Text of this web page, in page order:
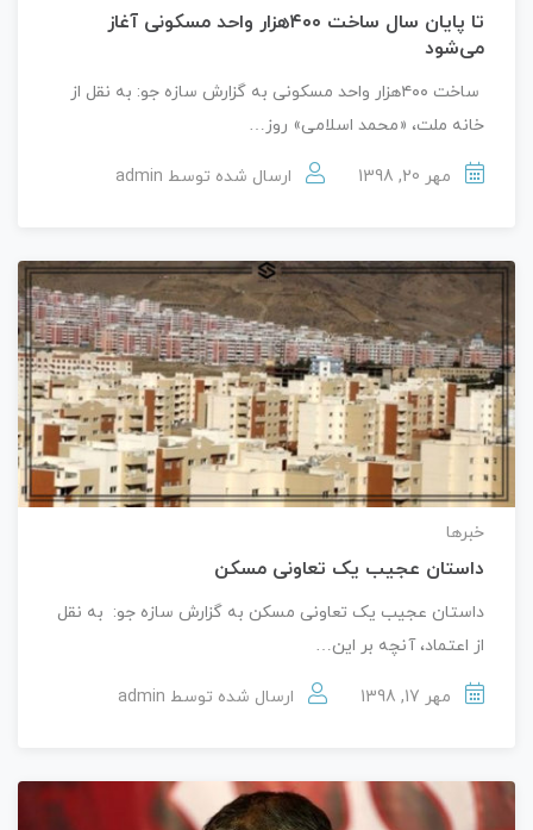
تا پایان سال ساخت ۴۰۰هزار واحد مسکونی آغاز
می‌شود
ساخت ۴۰۰هزار واحد مسکونی به گزارش سازه جو: به نقل از
خانه ملت، «محمد اسلامی» روز…
مهر 20, 1398 ارسال شده توسط admin
خبرها
داستان عجیب یک تعاونی مسکن
داستان عجیب یک تعاونی مسکن به گزارش سازه جو: به نقل
از اعتماد، آنچه بر این…
مهر 17, 1398 ارسال شده توسط admin